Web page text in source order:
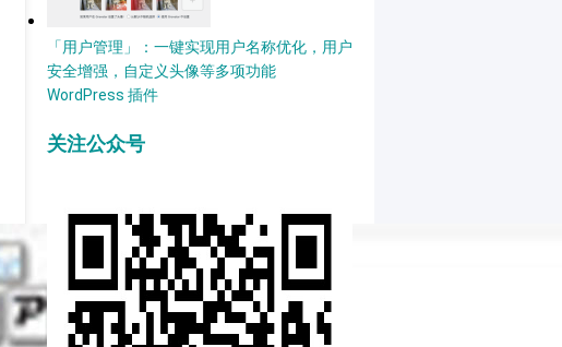
「用户管理」：一键实现用户名称优化，用户
安全增强，自定义头像等多项功能
WordPress 插件
关注公众号